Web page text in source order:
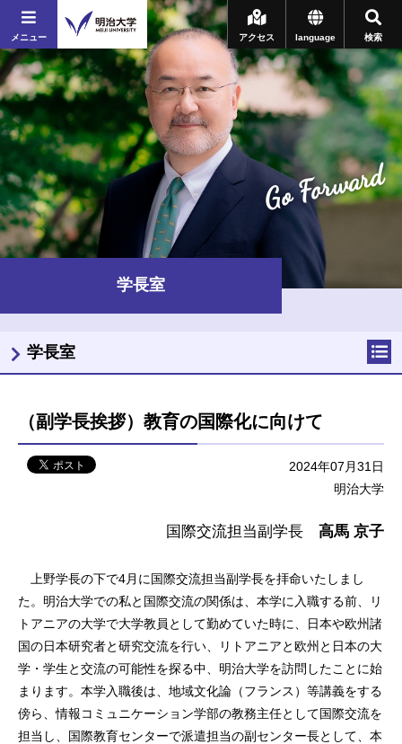
メニュー 検索
language
アクセス
Go Forward
学長室
（副学長挨拶）教育の国際化に向けて
2024年07月31日
明治大学
国際交流担当副学長 高馬 京子
上野学長の下で4月に国際交流担当副学長を拝命いたしまし
た。明治大学での私と国際交流の関係は、本学に入職する前、リ
トアニアの大学で大学教員として勤めていた時に、日本や欧州諸
国の日本研究者と研究交流を行い、リトアニアと欧州と日本の大
学・学生と交流の可能性を探る中、明治大学を訪問したことに始
まります。本学入職後は、地域文化論（フランス）等講義をする
傍ら、情報コミュニケーション学部の教務主任として国際交流を
担当し、国際教育センターで派遣担当の副センター長として、本
学長室